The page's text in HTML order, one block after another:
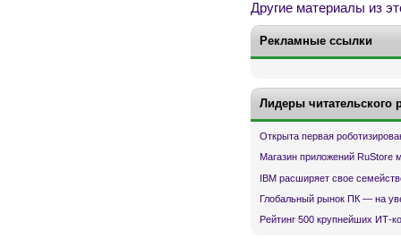
Другие материалы из
Рекламные ссылки
Лидеры читательского
Открыта первая
Магазин приложений RuStore
IBM расширяет свое
Глобальный рынок ПК — на
Рейтинг 500 крупнейших ИТ-